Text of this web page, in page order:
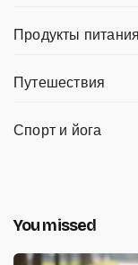
Продукты питания
Путешествия
Спорт и йога
You missed